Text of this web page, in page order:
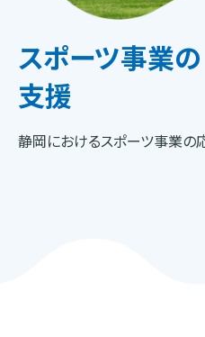
スポーツ事業の
支援
静岡におけるスポーツ事業の